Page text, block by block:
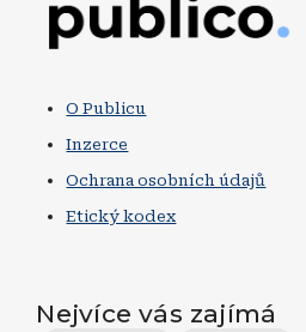
O Publicu
Inzerce
Ochrana osobních údajů
Etický kodex
Nejvíce vás zajímá